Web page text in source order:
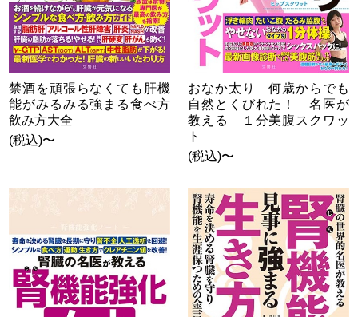
禁酒を頑張らなくても肝機
能がみるみる強まる食べ方
飲み方大全
(税込)〜
おなか太り 何歳からでも
自然とくびれた！ 名医が
教える １分美腹スクワッ
ト
(税込)〜